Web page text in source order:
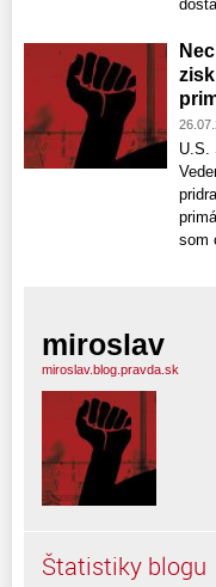
U.S.
som
miroslav
miroslav.blog.pravda.sk
Štatistiky blogu